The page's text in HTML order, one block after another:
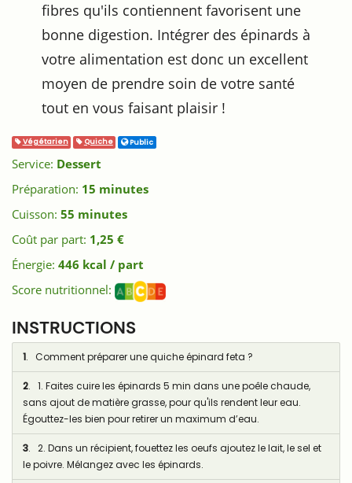
fibres qu'ils contiennent favorisent une
bonne digestion. Intégrer des épinards à
votre alimentation est donc un excellent
moyen de prendre soin de votre santé
tout en vous faisant plaisir !
Végétarien Quiche Public
Service: Dessert
Préparation: 15 minutes
Cuisson: 55 minutes
Coût par part: 1,25 €
Énergie: 446 kcal / part
Score nutritionnel:
INSTRUCTIONS
1. Comment préparer une quiche épinard feta ?
2. 1. Faites cuire les épinards 5 min dans une poêle chaude,
sans ajout de matière grasse, pour qu'ils rendent leur eau.
Égouttez-les bien pour retirer un maximum d’eau.
3. 2. Dans un récipient, fouettez les oeufs ajoutez le lait, le sel et
le poivre. Mélangez avec les épinards.